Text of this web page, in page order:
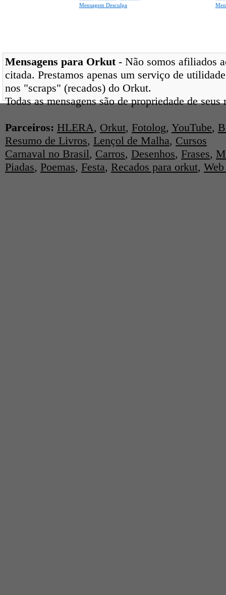
Mensagem Desculpa
Mensagens para Orkut- Não somos afiliados
citada. Prestamos apenas um serviço de
nos "scraps" (recados) do Orkut.
Todas as mensagens são de propriedade de
Parceiros: HLERA, Orkut, Fotolog, YouTube,
Resumo de Livros, Lençol de Malha, Cursos
Carnaval no Brasil, Carros, Desenhos, Frases,
Piadas, Poemas, Festa, Recados para orkut,